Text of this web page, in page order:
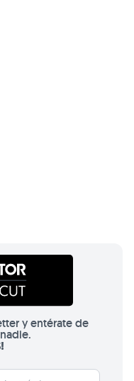
y entérate de